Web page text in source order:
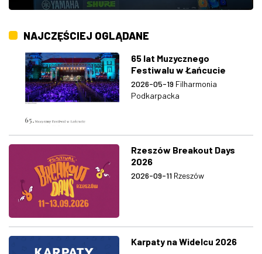
NAJCZĘŚCIEJ OGLĄDANE
65 lat Muzycznego
Festiwalu w Łańcucie
2026-05-19 Filharmonia
Podkarpacka
Rzeszów Breakout Days
2026
2026-09-11 Rzeszów
Karpaty na Widelcu 2026